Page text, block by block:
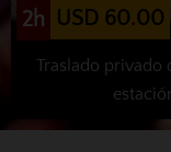
2h USD 60.00
Traslado privado